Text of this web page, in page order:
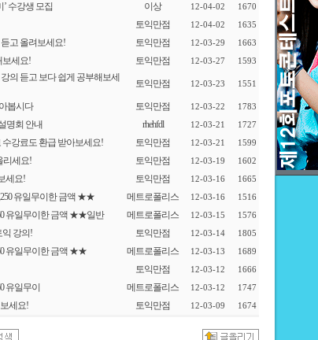
수강생 모집 이상 12-04-02 1670
토익만점 12-04-02 1635
고 올려보세요! 토익만점 12-03-29 1663
보세요! 토익만점 12-03-27 1593
의 듣고 보다 쉽게 공부해보세
토익만점 12-03-23 1551
봅시다 토익만점 12-03-22 1783
명회 안내 rhehfdl 12-03-21 1727
강료도 환급 받아보세요! 토익만점 12-03-21 1599
리세요! 토익만점 12-03-19 1602
세요! 토익만점 12-03-16 1665
유일무이한 금액 ★★ 메트로폴리스 12-03-16 1516
유일무이한 금액 ★★일반 메트로폴리스 12-03-15 1576
익 강의! 토익만점 12-03-14 1805
유일무이한 금액 ★★ 메트로폴리스 12-03-13 1689
토익만점 12-03-12 1666
유일무이 메트로폴리스 12-03-12 1747
세요! 토익만점 12-03-09 1674